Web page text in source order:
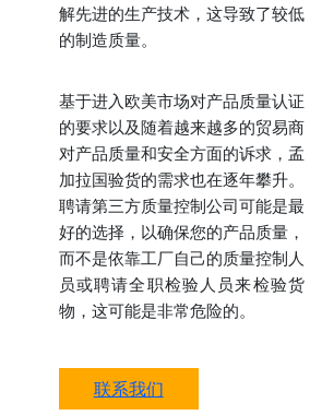
解先进的生产技术，这导致了较低
的制造质量。
基于进入欧美市场对产品质量认证
的要求以及随着越来越多的贸易商
对产品质量和安全方面的诉求，孟
加拉国验货的需求也在逐年攀升。
聘请第三方质量控制公司可能是最
好的选择，以确保您的产品质量，
而不是依靠工厂自己的质量控制人
员或聘请全职检验人员来检验货
物，这可能是非常危险的。
联系我们